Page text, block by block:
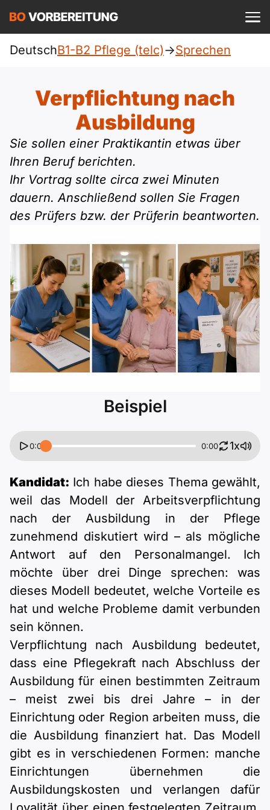
Pflege (telc)
Allgemein
Beruf
telc
Goethe
ÖIF
ÖSD
Deutsch
Englisch
Türkisch
Ukrainisch
Polnisch
A1 Allgemein
A1 DTZ
A1 telc
A1 Goethe
A1 ÖIF
A2 Allgemein
A2 DTZ
A2 telc
A2 Goethe
A2 ÖIF
B1
B1 Allgemein
B1 Beruf
B1 telc
B1 Goethe
B1 ÖIF
B1 Pflege (telc)
B2
B2 Beruf
B2 telc
B2 Goethe
B2 Pflege (telc)
Webinare
Mehr Tools
Online-Kurse
Einbürgerungstest
Schulen & Kurse
Motivationsbriefe
Einloggen ist kostenlos?
DeutschB1-B2 Pflege (telc)->Sprechen
Verpflichtung nach
Ausbildung
Sie sollen einer Praktikantin etwas über
Ihren Beruf berichten.
Ihr Vortrag sollte circa zwei Minuten
dauern. Anschließend sollen Sie Fragen
des Prüfers bzw. der Prüferin beantworten.
Beispiel
0:00 0:00 1x
Kandidat: Ich habe dieses Thema gewählt,
weil das Modell der Arbeitsverpflichtung
nach der Ausbildung in der Pflege
zunehmend diskutiert wird – als mögliche
Antwort auf den Personalmangel. Ich
möchte über drei Dinge sprechen: was
dieses Modell bedeutet, welche Vorteile es
hat und welche Probleme damit verbunden
sein können.
Verpflichtung nach Ausbildung bedeutet,
dass eine Pflegekraft nach Abschluss der
Ausbildung für einen bestimmten Zeitraum
– meist zwei bis drei Jahre – in der
Einrichtung oder Region arbeiten muss, die
die Ausbildung finanziert hat. Das Modell
gibt es in verschiedenen Formen: manche
Einrichtungen übernehmen die
Ausbildungskosten und verlangen dafür